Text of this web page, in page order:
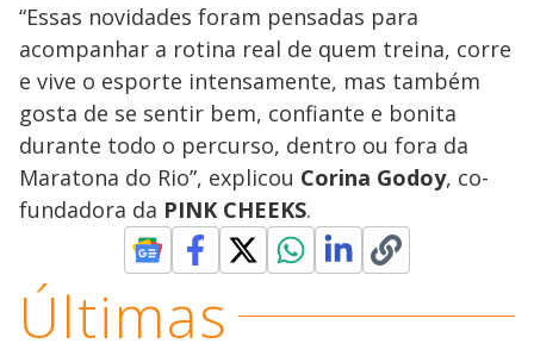
“Essas novidades foram pensadas para
acompanhar a rotina real de quem treina, corre
e vive o esporte intensamente, mas também
gosta de se sentir bem, confiante e bonita
durante todo o percurso, dentro ou fora da
Maratona do Rio”, explicou Corina Godoy, co-
fundadora da PINK CHEEKS.
Últimas